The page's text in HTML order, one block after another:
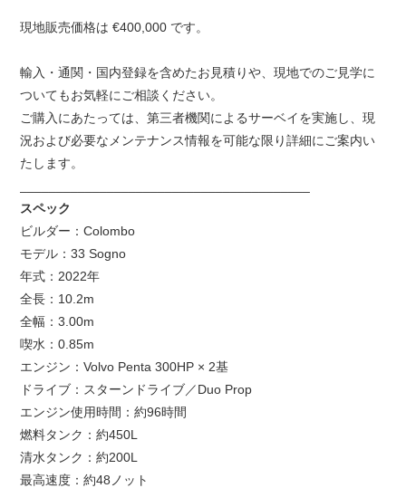
現地販売価格は €400,000 です。
輸入・通関・国内登録を含めたお見積りや、現地でのご見学に
ついてもお気軽にご相談ください。
ご購入にあたっては、第三者機関によるサーベイを実施し、現
況および必要なメンテナンス情報を可能な限り詳細にご案内い
たします。
スペック
ビルダー：Colombo
モデル：33 Sogno
年式：2022年
全長：10.2m
全幅：3.00m
喫水：0.85m
エンジン：Volvo Penta 300HP × 2基
ドライブ：スターンドライブ／Duo Prop
エンジン使用時間：約96時間
燃料タンク：約450L
清水タンク：約200L
最高速度：約48ノット